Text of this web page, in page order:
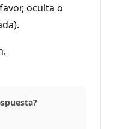
oculta o